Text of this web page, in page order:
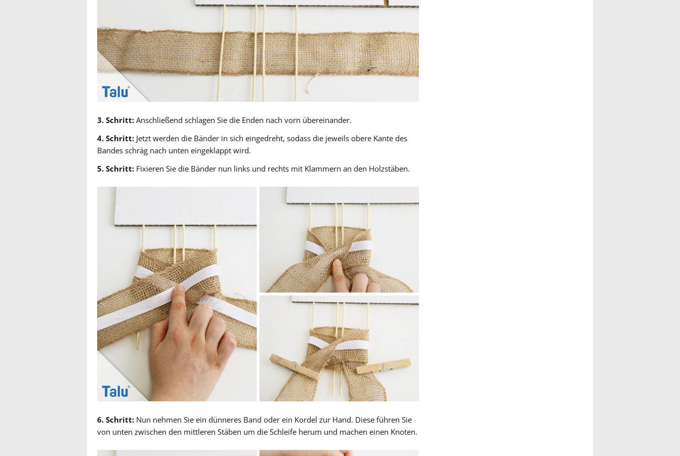
3. Schritt: Anschließend schlagen Sie die Enden nach vorn übereinander.
4. Schritt: Jetzt werden die Bänder in sich eingedreht, sodass die jeweils obere Kante des
Bandes schräg nach unten eingeklappt wird.
5. Schritt: Fixieren Sie die Bänder nun links und rechts mit Klammern an den Holzstäben.
6. Schritt: Nun nehmen Sie ein dünneres Band oder ein Kordel zur Hand. Diese führen Sie
von unten zwischen den mittleren Stäben um die Schleife herum und machen einen Knoten.